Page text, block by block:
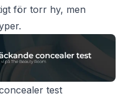
för torr hy, men
test